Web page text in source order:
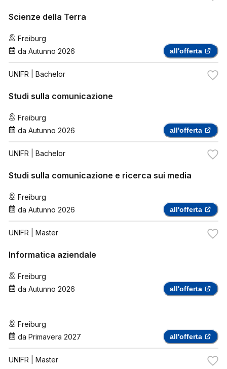
Scienze della Terra
Freiburg
da Autunno 2026 all'offerta
UNIFR | Bachelor
Studi sulla comunicazione
Freiburg
da Autunno 2026 all'offerta
UNIFR | Bachelor
Studi sulla comunicazione e ricerca sui media
Freiburg
da Autunno 2026 all'offerta
UNIFR | Master
Informatica aziendale
Freiburg
da Autunno 2026 all'offerta
Freiburg
da Primavera 2027 all'offerta
UNIFR | Master